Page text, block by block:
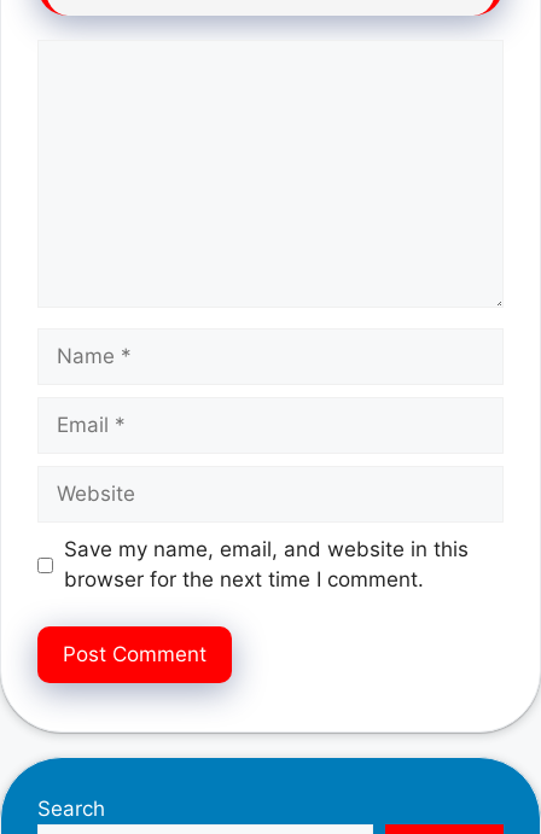
Name
Email
Website
Save my name, email, and website in this
browser for the next time I comment.
Search